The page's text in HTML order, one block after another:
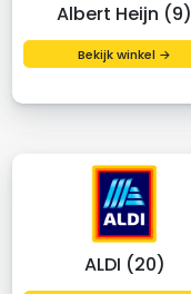
Albert Heijn (9)
Bekijk winkel →
ALDI (20)